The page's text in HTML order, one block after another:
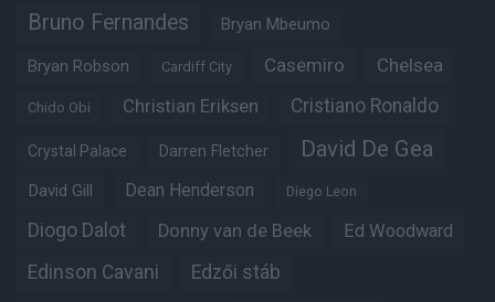
Bruno Fernandes Bryan Mbeumo
Bryan Robson Cardiff City Casemiro Chelsea
Chido Obi Christian Eriksen Cristiano Ronaldo
Crystal Palace Darren Fletcher David De Gea
David Gill Dean Henderson Diego Leon
Diogo Dalot Donny van de Beek Ed Woodward
Edinson Cavani Edzői stáb